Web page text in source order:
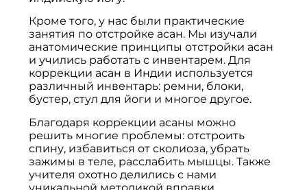
Кроме того, у нас были практические
занятия по отстройке асан. Мы изучали
анатомические принципы отстройки асан
и учились работать с инвентарем. Для
коррекции асан в Индии используется
различный инвентарь: ремни, блоки,
бустер, стул для йоги и многое другое.
Благодаря коррекции асаны можно
решить многие проблемы: отстроить
спину, избавиться от сколиоза, убрать
зажимы в теле, расслабить мышцы. Также
учителя охотно делились с нами
уникальной методикой вправки